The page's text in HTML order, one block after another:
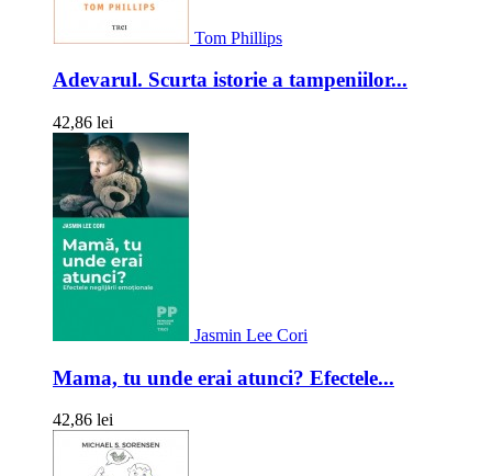
Tom Phillips
Adevarul. Scurta istorie a tampeniilor...
42,86 lei
Jasmin Lee Cori
Mama, tu unde erai atunci? Efectele...
42,86 lei